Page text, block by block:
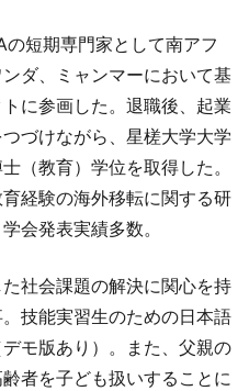
短期専門家として南アフ
ダ、ミャンマーにおいて基
に参画した。退職後、起業
づけながら、星槎大学大学
（教育）学位を取得した。
経験の海外移転に関する研
会発表実績多数。​
社会課題の解決に関心を持
技能実習生のための日本語
モ版あり）。また、父親の
者を子ども扱いすることに